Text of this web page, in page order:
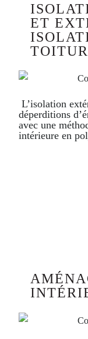
ET
L’isolation
déperditions
avec une
intérieure en